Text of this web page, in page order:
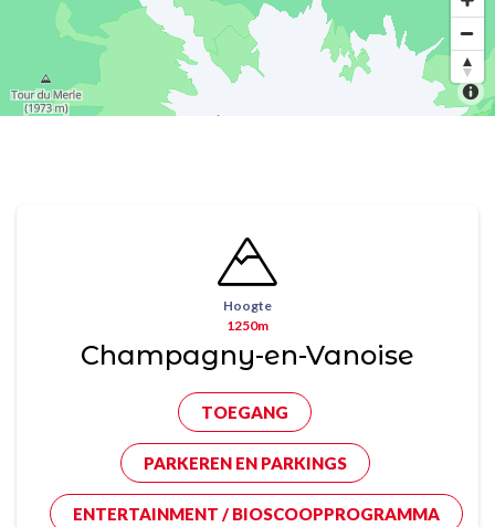
Hoogte
1250m
Champagny-en-Vanoise
TOEGANG
PARKEREN EN PARKINGS
ENTERTAINMENT / BIOSCOOPPROGRAMMA